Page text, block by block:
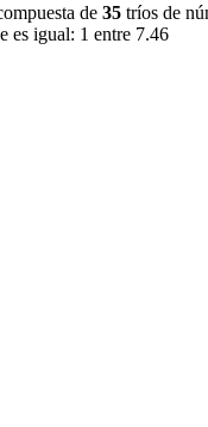
de 35 tríos de
es igual: 1 entre 7.46